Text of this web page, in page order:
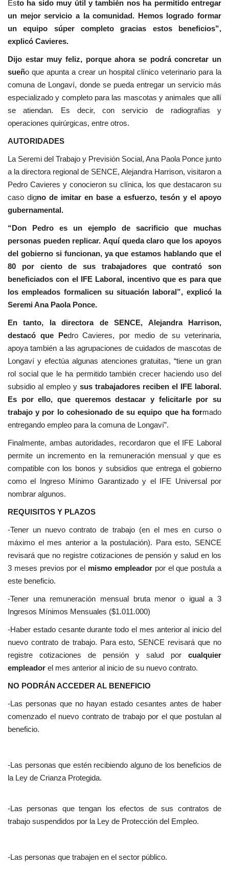
Esto ha sido muy útil y también nos ha permitido entregar
un mejor servicio a la comunidad. Hemos logrado formar
un equipo súper completo gracias estos beneficios”,
explicó Cavieres.
Dijo estar muy feliz, porque ahora se podrá concretar un
sueño que apunta a crear un hospital clínico veterinario para la
comuna de Longaví, donde se pueda entregar un servicio más
especializado y completo para las mascotas y animales que allí
se atiendan. Es decir, con servicio de radiografías y
operaciones quirúrgicas, entre otros.
AUTORIDADES
La Seremi del Trabajo y Previsión Social, Ana Paola Ponce junto
a la directora regional de SENCE, Alejandra Harrison, visitaron a
Pedro Cavieres y conocieron su clínica, los que destacaron su
caso digno de imitar en base a esfuerzo, tesón y el apoyo
gubernamental.
“Don Pedro es un ejemplo de sacrificio que muchas
personas pueden replicar. Aquí queda claro que los apoyos
del gobierno si funcionan, ya que estamos hablando que el
80 por ciento de sus trabajadores que contrató son
beneficiados con el IFE Laboral, incentivo que es para que
los empleados formalicen su situación laboral”, explicó la
Seremi Ana Paola Ponce.
En tanto, la directora de SENCE, Alejandra Harrison,
destacó que Pedro Cavieres, por medio de su veterinaria,
apoya también a las agrupaciones de cuidados de mascotas de
Longaví y efectúa algunas atenciones gratuitas, “tiene un gran
rol social que le ha permitido también crecer haciendo uso del
subsidio al empleo y sus trabajadores reciben el IFE laboral.
Es por ello, que queremos destacar y felicitarle por su
trabajo y por lo cohesionado de su equipo que ha formado
entregando empleo para la comuna de Longaví”.
Finalmente, ambas autoridades, recordaron que el IFE Laboral
permite un incremento en la remuneración mensual y que es
compatible con los bonos y subsidios que entrega el gobierno
como el Ingreso Mínimo Garantizado y el IFE Universal por
nombrar algunos.
REQUISITOS Y PLAZOS
-Tener un nuevo contrato de trabajo (en el mes en curso o
máximo el mes anterior a la postulación). Para esto, SENCE
revisará que no registre cotizaciones de pensión y salud en los
3 meses previos por el mismo empleadorpor el que postula a
este beneficio.
-Tener una remuneración mensual bruta menor o igual a 3
Ingresos Mínimos Mensuales ($1.011.000)
-Haber estado cesante durante todo el mes anterior al inicio del
nuevo contrato de trabajo. Para esto, SENCE revisará que no
registre cotizaciones de pensión y salud por cualquier
empleador el mes anterior al inicio de su nuevo contrato.
NO PODRÁN ACCEDER AL BENEFICIO
-Las personas que no hayan estado cesantes antes de haber
comenzado el nuevo contrato de trabajo por el que postulan al
beneficio.
-Las personas que estén recibiendo alguno de los beneficios de
la Ley de Crianza Protegida.
-Las personas que tengan los efectos de sus contratos de
trabajo suspendidos por la Ley de Protección del Empleo.
-Las personas que trabajen en el sector público.